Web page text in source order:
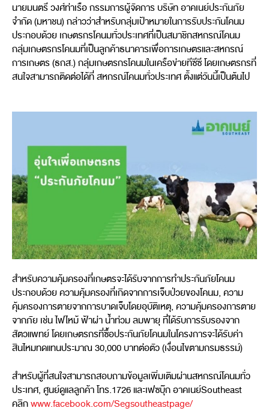
นายมนตรี วงศ์ท่าเรือ กรรมการผู้จัดการ บริษัท อาคเนย์ประกันภัย
จำกัด (มหาชน) กล่าวว่าสำหรับกลุ่มเป้าหมายในการรับประกันโคนม
ประกอบด้วย เกษตรกรโคนมทั่วประเทศที่เป็นสมาชิกสหกรณ์โคนม
กลุ่มเกษตรกรโคนมที่เป็นลูกค้าธนาคารเพื่อการเกษตรและสหกรณ์
การเกษตร (ธกส.) กลุ่มเกษตรกรโคนมในเครือข่ายทีซีซี โดยเกษตรกรที่
สนใจสามารถติดต่อได้ที่ สหกรณ์โคนมทั่วประเทศ ตั้งแต่วันนี้เป็นต้นไป
สำหรับความคุ้มครองที่เกษตรจะได้รับจากการทำประกันภัยโคนม
ประกอบด้วย ความคุ้มครองที่เกิดจากการเจ็บป่วยของโคนม, ความ
คุ้มครองการตายจากการบาดเจ็บโดยอุบัติเหตุ, ความคุ้มครองการตาย
จากภัย เช่น ไฟไหม้ ฟ้าผ่า น้ำท่วม ลมพายุ ที่ได้รับการรับรองจาก
สัตวแพทย์ โดยเกษตรกรที่ซื้อประกันภัยโคนมในโครงการจะได้รับค่า
สินไหมทดแทนประมาณ 30,000 บาทต่อตัว (เงื่อนไขตามกรมธรรม์)
สำหรับผู้ที่สนใจสามารถสอบถามข้อมูลเพิ่มเติมผ่านสหกรณ์โคนมทั่ว
ประเทศ, ศูนย์ดูแลลูกค้า โทร.1726 และเฟซบุ๊ก อาคเนย์Southeast
คลิกwww.facebook.com/Segsoutheastpage/